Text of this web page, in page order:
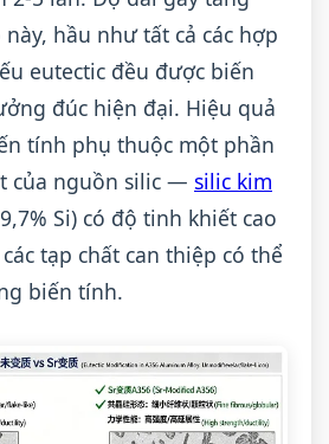
hầu như tất cả các hợp
eutectic đều được biến
đúc hiện đại. Hiệu quả
tính phụ thuộc một phần
của nguồn silic — silic kim
Si) có độ tinh khiết cao
tạp chất can thiệp có thể
biến tính.